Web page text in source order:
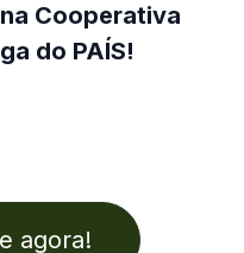
Cooperativa
do PAÍS!
agora!